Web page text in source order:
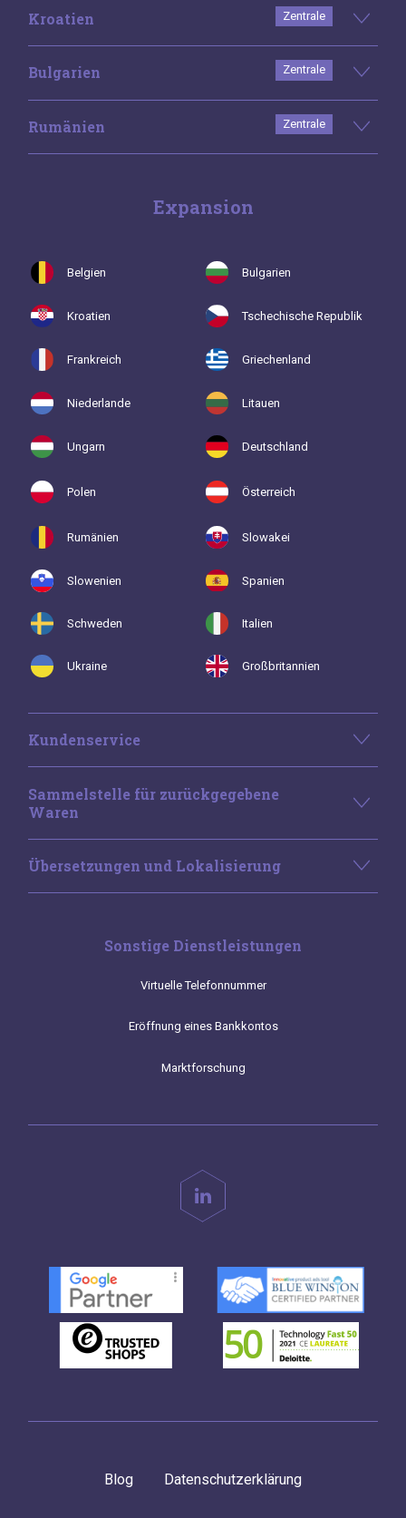
Kroatien Zentrale
Bulgarien Zentrale
Rumänien Zentrale
Expansion
Belgien Bulgarien
Kroatien Tschechische Republik
Frankreich Griechenland
Niederlande Litauen
Ungarn Deutschland
Polen Österreich
Rumänien Slowakei
Slowenien Spanien
Schweden Italien
Ukraine Großbritannien
Kundenservice
Sammelstelle für zurückgegebene
Waren
Übersetzungen und Lokalisierung
Sonstige Dienstleistungen
Virtuelle Telefonnummer
Eröffnung eines Bankkontos
Marktforschung
Blog Datenschutzerklärung